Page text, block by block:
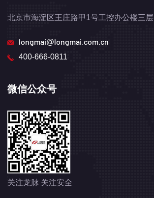
北京市海淀区王庄路甲1号工控办公楼三层
longmai@longmai.com.cn
400-666-0811
微信公众号
关注龙脉 关注安全